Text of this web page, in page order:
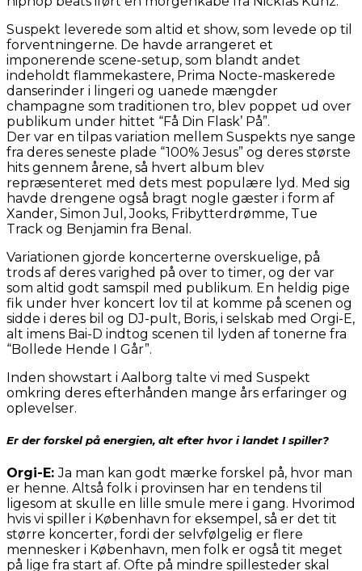
Suspekt leverede som altid et show, som levede op til
forventningerne. De havde arrangeret et
imponerende scene-setup, som blandt andet
indeholdt flammekastere, Prima Nocte-maskerede
danserinder i lingeri og uanede mængder
champagne som traditionen tro, blev poppet ud over
publikum under hittet “Få Din Flask’ På”.
Der var en tilpas variation mellem Suspekts nye sange
fra deres seneste plade “100% Jesus” og deres største
hits gennem årene, så hvert album blev
repræsenteret med dets mest populære lyd. Med sig
havde drengene også bragt nogle gæster i form af
Xander, Simon Jul, Jooks, Fribytterdrømme, Tue
Track og Benjamin fra Benal.
Variationen gjorde koncerterne overskuelige, på
trods af deres varighed på over to timer, og der var
som altid godt samspil med publikum. En heldig pige
fik under hver koncert lov til at komme på scenen og
sidde i deres bil og DJ-pult, Boris, i selskab med Orgi-E,
alt imens Bai-D indtog scenen til lyden af tonerne fra
“Bollede Hende I Går”.
Inden showstart i Aalborg talte vi med Suspekt
omkring deres efterhånden mange års erfaringer og
oplevelser.
Er der forskel på energien, alt efter hvor i landet I spiller?
Orgi-E:Ja man kan godt mærke forskel på, hvor man
er henne. Altså folk i provinsen har en tendens til
ligesom at skulle en lille smule mere i gang. Hvorimod
hvis vi spiller i København for eksempel, så er det tit
større koncerter, fordi der selvfølgelig er flere
mennesker i København, men folk er også tit meget
på lige fra start af. Ofte på mindre spillesteder skal